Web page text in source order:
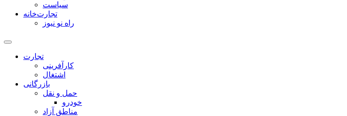
سیاست
تجارت‌خانه
راه نو نیوز
تجارت
کارآفرینی
اشتغال
بازرگانی
حمل و نقل
خودرو
مناطق آزاد